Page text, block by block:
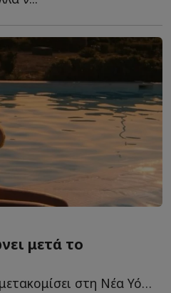
μετά το
Η Ντιλέτα Λεότα είχε μετακομίσει στη Νέα Υόρκη, για τ...